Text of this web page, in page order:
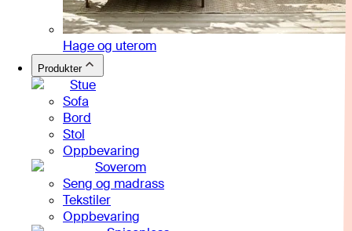
Hage og uterom
Produkter
Stue
Sofa
Bord
Stol
Oppbevaring
Soverom
Seng og madrass
Tekstiler
Oppbevaring